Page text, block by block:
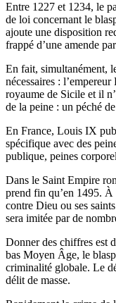
Entre 1227 et 1234, le
de loi concernant le
ajoute une disposition
frappé d’une amende
En fait, simultanément,
nécessaires :
royaume de Sicile et il
de la peine : un péché
En France, Louis IX
spécifique avec des
publique, peines
Dans le Saint Empire
prend fin qu’en 1495.
contre Dieu ou ses
sera imitée par de
Donner des chiffres est
bas Moyen Âge, le
criminalité globale. Le
délit de masse.